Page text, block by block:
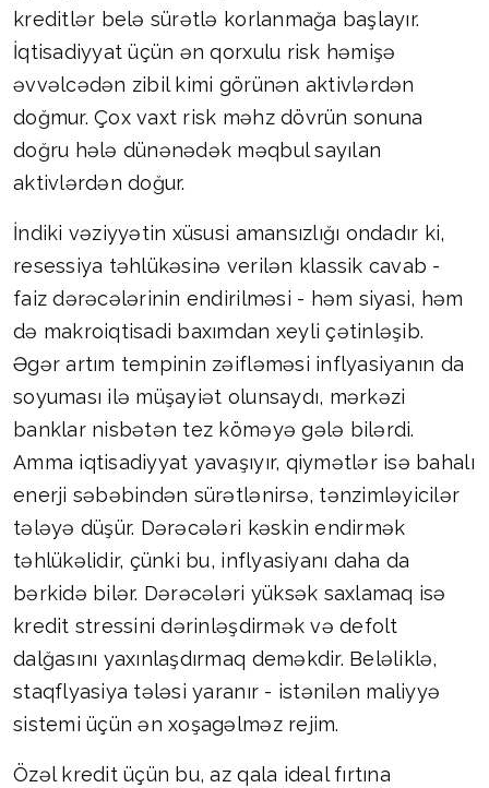
kreditlər belə sürətlə korlanmağa başlayır.
İqtisadiyyat üçün ən qorxulu risk həmişə
əvvəlcədən zibil kimi görünən aktivlərdən
doğmur. Çox vaxt risk məhz dövrün sonuna
doğru hələ dünənədək məqbul sayılan
aktivlərdən doğur.
İndiki vəziyyətin xüsusi amansızlığı ondadır ki,
resessiya təhlükəsinə verilən klassik cavab -
faiz dərəcələrinin endirilməsi - həm siyasi, həm
də makroiqtisadi baxımdan xeyli çətinləşib.
Əgər artım tempinin zəifləməsi inflyasiyanın da
soyuması ilə müşayiət olunsaydı, mərkəzi
banklar nisbətən tez köməyə gələ bilərdi.
Amma iqtisadiyyat yavaşıyır, qiymətlər isə bahalı
enerji səbəbindən sürətlənirsə, tənzimləyicilər
tələyə düşür. Dərəcələri kəskin endirmək
təhlükəlidir, çünki bu, inflyasiyanı daha da
bərkidə bilər. Dərəcələri yüksək saxlamaq isə
kredit stressini dərinləşdirmək və defolt
dalğasını yaxınlaşdırmaq deməkdir. Beləliklə,
staqflyasiya tələsi yaranır - istənilən maliyyə
sistemi üçün ən xoşagəlməz rejim.
Özəl kredit üçün bu, az qala ideal fırtına